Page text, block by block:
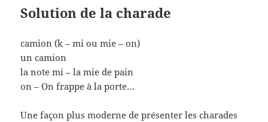
Solution de la charade
camion (k – mi ou mie – on)
un camion
la note mi – la mie de pain
on – On frappe à la porte…
Une façon plus moderne de présenter les charades